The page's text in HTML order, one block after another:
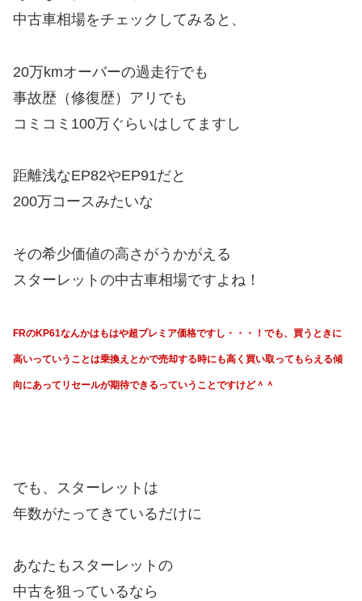
中古車相場をチェックしてみると、
20万kmオーバーの過走行でも
事故歴（修復歴）アリでも
コミコミ100万ぐらいはしてますし
距離浅なEP82やEP91だと
200万コースみたいな
その希少価値の高さがうかがえる
スターレットの中古車相場ですよね！
FRのKP61なんかはもはや超プレミア価格ですし・・・！でも、買うときに
高いっていうことは乗換えとかで売却する時にも高く買い取ってもらえる傾
向にあってリセールが期待できるっていうことですけど＾＾
でも、スターレットは
年数がたってきているだけに
あなたもスターレットの
中古を狙っているなら